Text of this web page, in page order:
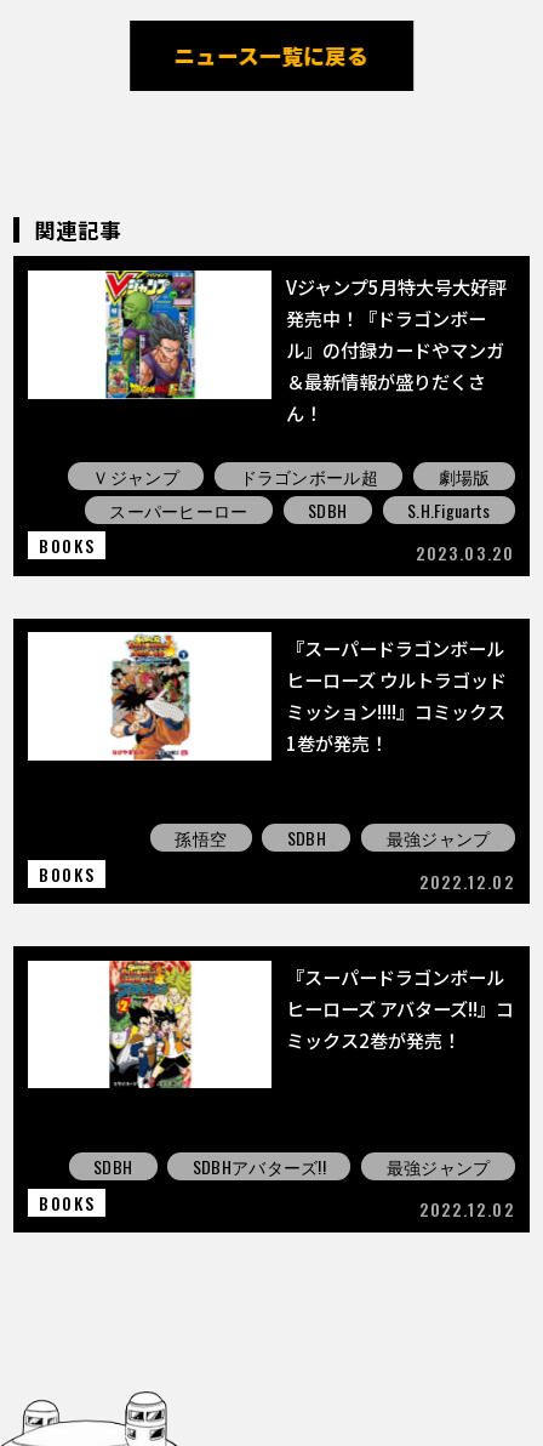
ニュース一覧に戻る
関連記事
Vジャンプ5月特大号大好評
発売中！『ドラゴンボー
ル』の付録カードやマンガ
＆最新情報が盛りだくさ
ん！
Ｖジャンプ ドラゴンボール超
劇場版
スーパーヒーロー
SDBH
S.H.Figuarts
BOOKS
2023.03.20
『スーパードラゴンボール
ヒーローズ ウルトラゴッド
ミッション!!!!』コミックス
1巻が発売！
孫悟空 SDBH
最強ジャンプ
BOOKS
2022.12.02
『スーパードラゴンボール
ヒーローズ アバターズ!!』コ
ミックス2巻が発売！
SDBH SDBHアバターズ!!
最強ジャンプ
BOOKS
2022.12.02